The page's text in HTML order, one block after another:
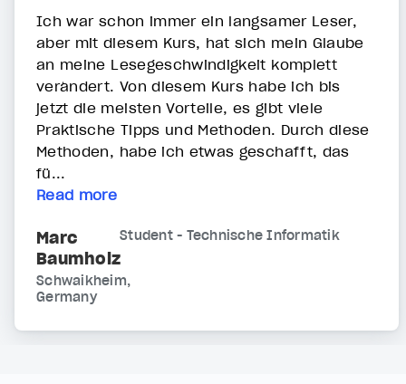
Ich war schon immer ein langsamer Leser,
aber mit diesem Kurs, hat sich mein Glaube
an meine Lesegeschwindigkeit komplett
verändert. Von diesem Kurs habe ich bis
jetzt die meisten Vorteile, es gibt viele
Praktische Tipps und Methoden. Durch diese
Methoden, habe ich etwas geschafft, das
fü...
Read more
Marc
Baumholz
Student - Technische Informatik
Schwaikheim,
Germany